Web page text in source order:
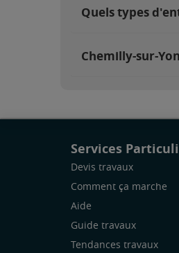
Quels types
Chemilly-sur-
Services
Devis travaux
Comment ça marche
Aide
Guide travaux
Tendances travaux